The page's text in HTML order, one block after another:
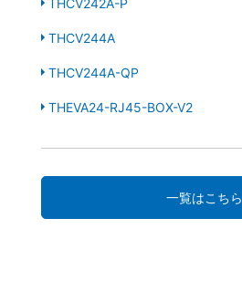
THCV244A
THCV244A-QP
THEVA24-RJ45-BOX-V2
一覧はこちら